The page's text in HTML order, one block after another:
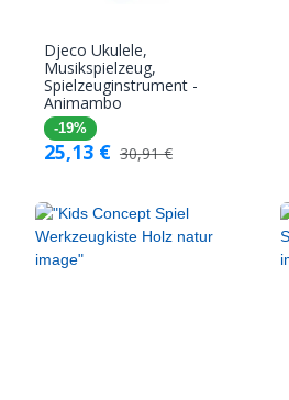
In den
Warenkorb
Djeco Ukulele,
Musikspielzeug,
Spielzeuginstrument -
Animambo
-19%
25,13€ 30,91€